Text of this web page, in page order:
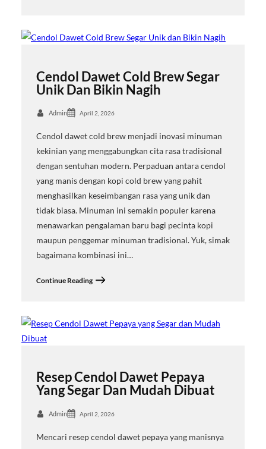
Cendol Dawet Cold Brew Segar
Unik Dan Bikin Nagih
Admin April 2, 2026
Cendol dawet cold brew menjadi inovasi minuman
kekinian yang menggabungkan cita rasa tradisional
dengan sentuhan modern. Perpaduan antara cendol
yang manis dengan kopi cold brew yang pahit
menghasilkan keseimbangan rasa yang unik dan
tidak biasa. Minuman ini semakin populer karena
menawarkan pengalaman baru bagi pecinta kopi
maupun penggemar minuman tradisional. Yuk, simak
bagaimana kombinasi ini…
Continue Reading
Resep Cendol Dawet Pepaya
Yang Segar Dan Mudah Dibuat
Admin April 2, 2026
Mencari resep cendol dawet pepaya yang manisnya